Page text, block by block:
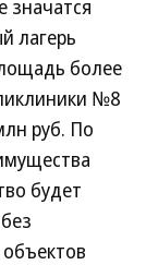
значатся
лагерь
более
№8
руб. По
будет